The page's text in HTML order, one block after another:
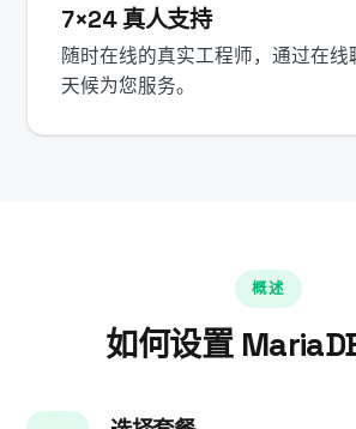
7×24 真人支持
随时在线的真实工程师，通过在线
天候为您服务。
概述
如何设置